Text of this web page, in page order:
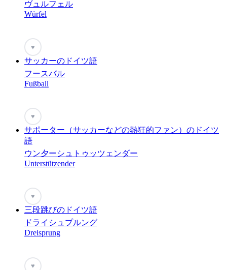
ヴュルフェル
Würfel
♥
サッカーのドイツ語
フースバル
Fußball
♥
サポーター（サッカーなどの熱狂的ファン）のドイツ
語
ウン夕ーシュトゥッツェンダー
Unterstützender
♥
三段跳びのドイツ語
ドライシュプルング
Dreisprung
♥